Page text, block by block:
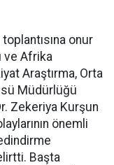
onur
ve Afrika
Araştırma, Orta
Müdürlüğü
Zekeriya Kurşun
önemli
Başta